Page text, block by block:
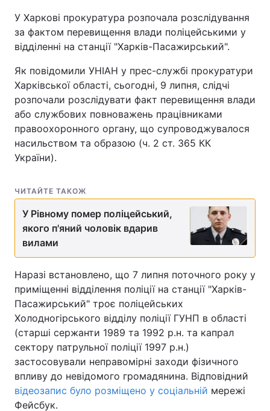
У Харкові прокуратура розпочала розслідування
за фактом перевищення влади поліцейськими у
відділенні на станції "Харків-Пасажирський".
Як повідомили УНІАН у прес-службі прокуратури
Харківської області, сьогодні, 9 липня, слідчі
розпочали розслідувати факт перевищення влади
або службових повноважень працівниками
правоохоронного органу, що супроводжувалося
насильством та образою (ч. 2 ст. 365 КК
України).
ЧИТАЙТЕ ТАКОЖ
У Рівному помер поліцейський,
якого п'яний чоловік вдарив
вилами
Наразі встановлено, що 7 липня поточного року у
приміщенні відділення поліції на станції "Харків-
Пасажирський" троє поліцейських
Холодногірського відділу поліції ГУНП в області
(старші сержанти 1989 та 1992 р.н. та капрал
сектору патрульної поліції 1997 р.н.)
застосовували неправомірні заходи фізичного
впливу до невідомого громадянина. Відповідний
відеозапис було розміщено у соціальній мережі
Фейсбук.